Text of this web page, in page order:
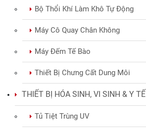
Bộ Thổi Khí Làm Khô Tự Động
Máy Cô Quay Chân Không
Máy Đếm Tế Bào
Thiết Bị Chưng Cất Dung Môi
THIẾT BỊ HÓA SINH, VI SINH & Y TẾ
Tủ Tiệt Trùng UV